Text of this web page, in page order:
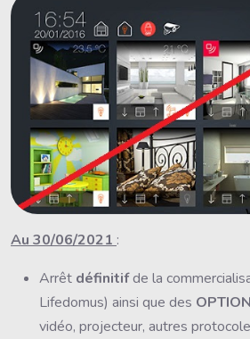
Au 30/06/2021 :
Arrêt définitifde la
Lifedomus) ainsi que des
vidéo, projecteur, autres